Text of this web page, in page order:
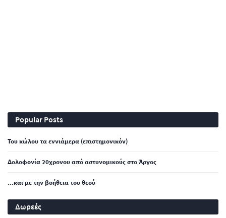
Popular Posts
Του κώλου τα εννιάμερα (επιστημονικόν)
Δολοφονία 20χρονου από αστυνομικούς στο Άργος
...και με την βοήθεια του θεού
Δωρεές